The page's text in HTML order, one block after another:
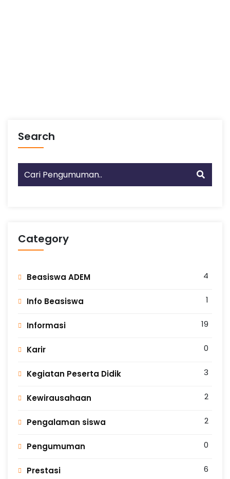
Search
Category
Beasiswa ADEM 4
Info Beasiswa 1
Informasi 19
Karir 0
Kegiatan Peserta Didik 3
Kewirausahaan 2
Pengalaman siswa 2
Pengumuman 0
Prestasi 6